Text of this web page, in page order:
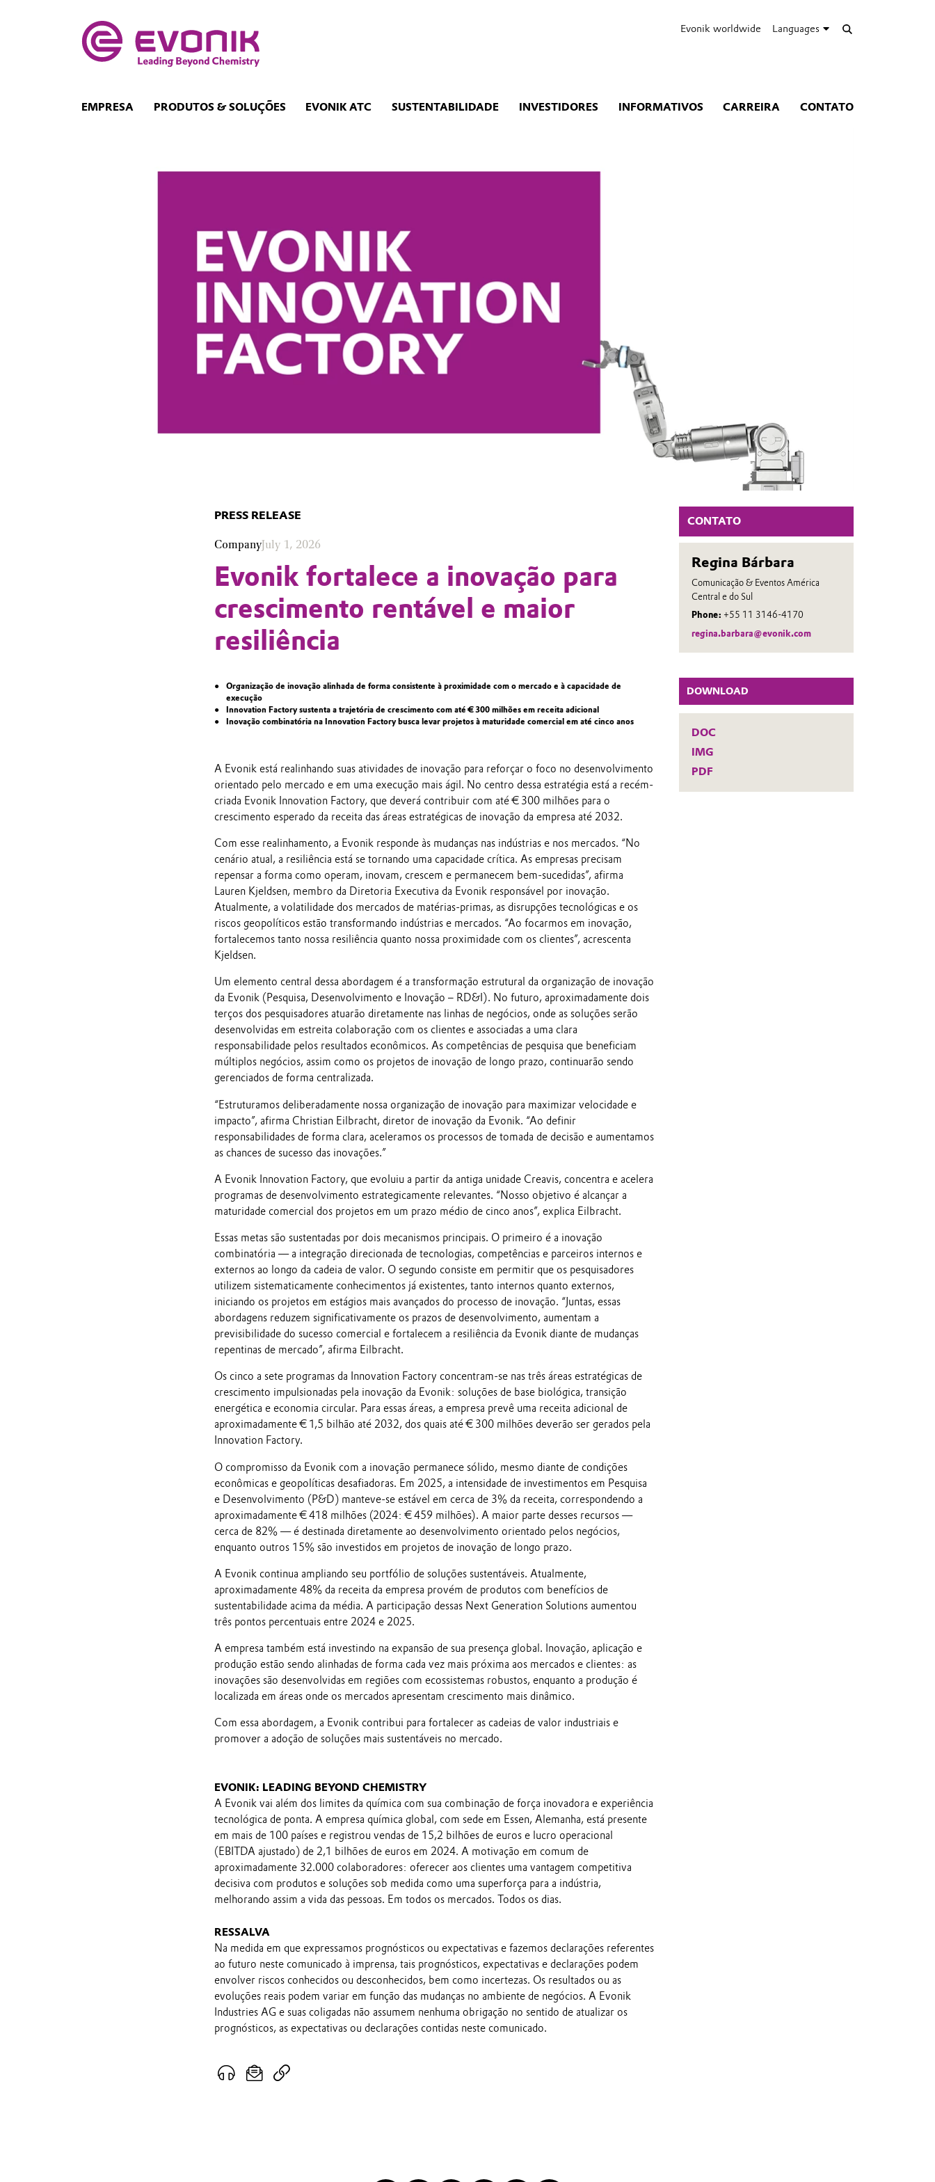
Evonik worldwide Languages
EMPRESA PRODUTOS & SOLUÇÕES EVONIK ATC SUSTENTABILIDADE INVESTIDORES INFORMATIVOS CARREIRA CONTATO
CONTATO
Regina Bárbara
Comunicação & Eventos América
Central e do Sul
Phone: +55 11 3146-4170
regina.barbara@evonik.com
DOWNLOAD
DOC
IMG
PDF
PRESS RELEASE
CompanyJuly 1, 2026
Evonik fortalece a inovação para
crescimento rentável e maior
resiliência
Organização de inovação alinhada de forma consistente à proximidade com o mercado e à capacidade de
execução
Innovation Factory sustenta a trajetória de crescimento com até € 300 milhões em receita adicional
Inovação combinatória na Innovation Factory busca levar projetos à maturidade comercial em até cinco anos
A Evonik está realinhando suas atividades de inovação para reforçar o foco no desenvolvimento
orientado pelo mercado e em uma execução mais ágil. No centro dessa estratégia está a recém-
criada Evonik Innovation Factory, que deverá contribuir com até € 300 milhões para o
crescimento esperado da receita das áreas estratégicas de inovação da empresa até 2032.
Com esse realinhamento, a Evonik responde às mudanças nas indústrias e nos mercados. “No
cenário atual, a resiliência está se tornando uma capacidade crítica. As empresas precisam
repensar a forma como operam, inovam, crescem e permanecem bem-sucedidas”, afirma
Lauren Kjeldsen, membro da Diretoria Executiva da Evonik responsável por inovação.
Atualmente, a volatilidade dos mercados de matérias-primas, as disrupções tecnológicas e os
riscos geopolíticos estão transformando indústrias e mercados. “Ao focarmos em inovação,
fortalecemos tanto nossa resiliência quanto nossa proximidade com os clientes”, acrescenta
Kjeldsen.
Um elemento central dessa abordagem é a transformação estrutural da organização de inovação
da Evonik (Pesquisa, Desenvolvimento e Inovação – RD&I). No futuro, aproximadamente dois
terços dos pesquisadores atuarão diretamente nas linhas de negócios, onde as soluções serão
desenvolvidas em estreita colaboração com os clientes e associadas a uma clara
responsabilidade pelos resultados econômicos. As competências de pesquisa que beneficiam
múltiplos negócios, assim como os projetos de inovação de longo prazo, continuarão sendo
gerenciados de forma centralizada.
“Estruturamos deliberadamente nossa organização de inovação para maximizar velocidade e
impacto”, afirma Christian Eilbracht, diretor de inovação da Evonik. “Ao definir
responsabilidades de forma clara, aceleramos os processos de tomada de decisão e aumentamos
as chances de sucesso das inovações.”
A Evonik Innovation Factory, que evoluiu a partir da antiga unidade Creavis, concentra e acelera
programas de desenvolvimento estrategicamente relevantes. “Nosso objetivo é alcançar a
maturidade comercial dos projetos em um prazo médio de cinco anos”, explica Eilbracht.
Essas metas são sustentadas por dois mecanismos principais. O primeiro é a inovação
combinatória — a integração direcionada de tecnologias, competências e parceiros internos e
externos ao longo da cadeia de valor. O segundo consiste em permitir que os pesquisadores
utilizem sistematicamente conhecimentos já existentes, tanto internos quanto externos,
iniciando os projetos em estágios mais avançados do processo de inovação. “Juntas, essas
abordagens reduzem significativamente os prazos de desenvolvimento, aumentam a
previsibilidade do sucesso comercial e fortalecem a resiliência da Evonik diante de mudanças
repentinas de mercado”, afirma Eilbracht.
Os cinco a sete programas da Innovation Factory concentram-se nas três áreas estratégicas de
crescimento impulsionadas pela inovação da Evonik: soluções de base biológica, transição
energética e economia circular. Para essas áreas, a empresa prevê uma receita adicional de
aproximadamente € 1,5 bilhão até 2032, dos quais até € 300 milhões deverão ser gerados pela
Innovation Factory.
O compromisso da Evonik com a inovação permanece sólido, mesmo diante de condições
econômicas e geopolíticas desafiadoras. Em 2025, a intensidade de investimentos em Pesquisa
e Desenvolvimento (P&D) manteve-se estável em cerca de 3% da receita, correspondendo a
aproximadamente € 418 milhões (2024: € 459 milhões). A maior parte desses recursos —
cerca de 82% — é destinada diretamente ao desenvolvimento orientado pelos negócios,
enquanto outros 15% são investidos em projetos de inovação de longo prazo.
A Evonik continua ampliando seu portfólio de soluções sustentáveis. Atualmente,
aproximadamente 48% da receita da empresa provém de produtos com benefícios de
sustentabilidade acima da média. A participação dessas Next Generation Solutions aumentou
três pontos percentuais entre 2024 e 2025.
A empresa também está investindo na expansão de sua presença global. Inovação, aplicação e
produção estão sendo alinhadas de forma cada vez mais próxima aos mercados e clientes: as
inovações são desenvolvidas em regiões com ecossistemas robustos, enquanto a produção é
localizada em áreas onde os mercados apresentam crescimento mais dinâmico.
Com essa abordagem, a Evonik contribui para fortalecer as cadeias de valor industriais e
promover a adoção de soluções mais sustentáveis no mercado.
EVONIK: LEADING BEYOND CHEMISTRY
A Evonik vai além dos limites da química com sua combinação de força inovadora e experiência
tecnológica de ponta. A empresa química global, com sede em Essen, Alemanha, está presente
em mais de 100 países e registrou vendas de 15,2 bilhões de euros e lucro operacional
(EBITDA ajustado) de 2,1 bilhões de euros em 2024. A motivação em comum de
aproximadamente 32.000 colaboradores: oferecer aos clientes uma vantagem competitiva
decisiva com produtos e soluções sob medida como uma superforça para a indústria,
melhorando assim a vida das pessoas. Em todos os mercados. Todos os dias.
RESSALVA
Na medida em que expressamos prognósticos ou expectativas e fazemos declarações referentes
ao futuro neste comunicado à imprensa, tais prognósticos, expectativas e declarações podem
envolver riscos conhecidos ou desconhecidos, bem como incertezas. Os resultados ou as
evoluções reais podem variar em função das mudanças no ambiente de negócios. A Evonik
Industries AG e suas coligadas não assumem nenhuma obrigação no sentido de atualizar os
prognósticos, as expectativas ou declarações contidas neste comunicado.